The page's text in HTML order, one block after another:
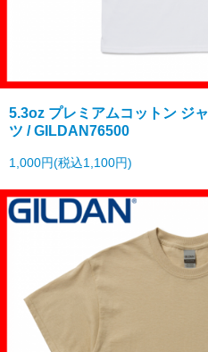
5.3oz プレミアムコットン ジ
ツ / GILDAN76500
1,000円(税込1,100円)